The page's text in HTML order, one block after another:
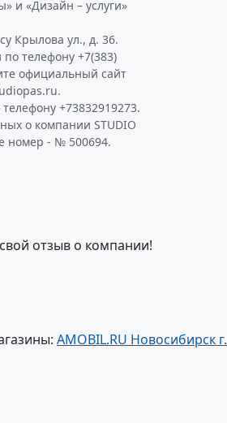
и «Дизайн – услуги»
Крылова ул., д. 36.
телефону +7(383)
официальный сайт
+73832919273.
о компании STUDIO
номер - № 500694.
отзыв о компании!
AMOBIL.RU Новосибирск г.